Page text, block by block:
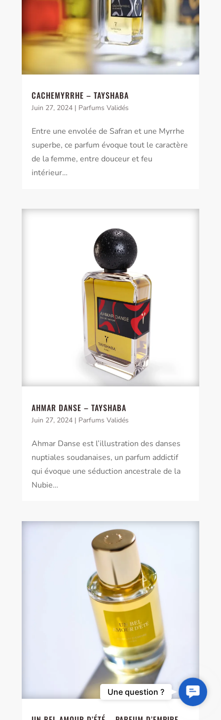
CACHEMYRRHE – TAYSHABA
Juin 27, 2024| Parfums Validés
Entre une envolée de Safran et une Myrrhe
superbe, ce parfum évoque tout le caractère
de la femme, entre douceur et feu
intérieur…
AHMAR DANSE – TAYSHABA
Juin 27, 2024| Parfums Validés
Ahmar Danse est l’illustration des danses
nuptiales soudanaises, un parfum addictif
qui évoque une séduction ancestrale de la
Nubie…
Contact
Us
Une question ?